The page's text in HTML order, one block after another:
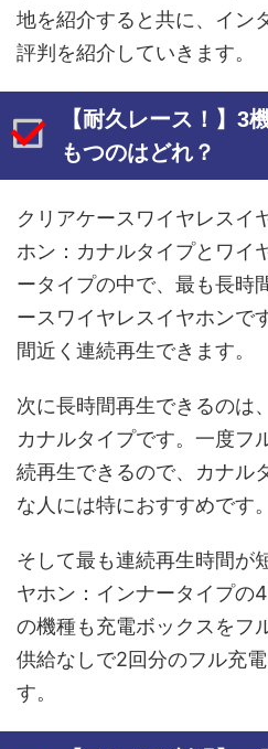
地を紹介すると共に、イン
評判を紹介していきます。
【耐久レース！】3
もつのはどれ？
クリアケースワイヤレスイ
ホン：カナルタイプとワイ
ータイプの中で、最も長時
ースワイヤレスイヤホンで
間近く連続再生できます。
次に長時間再生できるのは
カナルタイプです。一度フ
続再生できるので、カナル
な人には特におすすめです。
そして最も連続再生時間が
ヤホン：インナータイプの
の機種も充電ボックスをフ
供給なしで2回分のフル充
す。